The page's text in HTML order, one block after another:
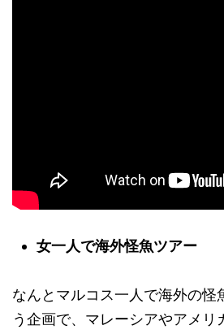
女一人で海外怪魚ツアー
なんとマルコス一人で海外の怪
う企画で、マレーシアやアメリ